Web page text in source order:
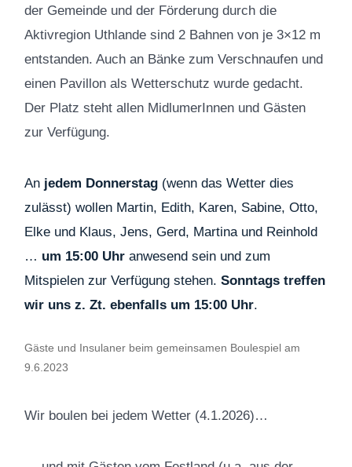
der Gemeinde und der Förderung durch die
Aktivregion Uthlande sind 2 Bahnen von je 3×12 m
entstanden. Auch an Bänke zum Verschnaufen und
einen Pavillon als Wetterschutz wurde gedacht.
Der Platz steht allen MidlumerInnen und Gästen
zur Verfügung.
An jedem Donnerstag (wenn das Wetter dies
zulässt) wollen Martin, Edith, Karen, Sabine, Otto,
Elke und Klaus, Jens, Gerd, Martina und Reinhold
… um 15:00 Uhr anwesend sein und zum
Mitspielen zur Verfügung stehen.Sonntags treffen
wir uns z. Zt. ebenfalls um 15:00 Uhr.
Gäste und Insulaner beim gemeinsamen Boulespiel am
9.6.2023
Wir boulen bei jedem Wetter (4.1.2026)…